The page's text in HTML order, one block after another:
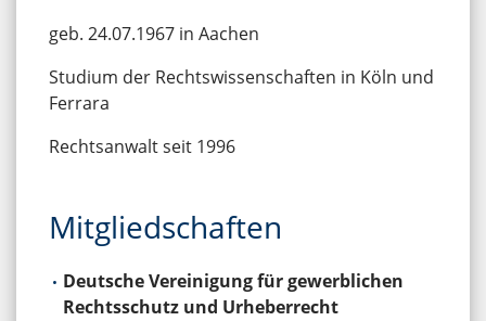
geb. 24.07.1967 in Aachen
Studium der Rechtswissenschaften in Köln und
Ferrara
Rechtsanwalt seit 1996
Mitgliedschaften
Deutsche Vereinigung für gewerblichen
Rechtsschutz und Urheberrecht